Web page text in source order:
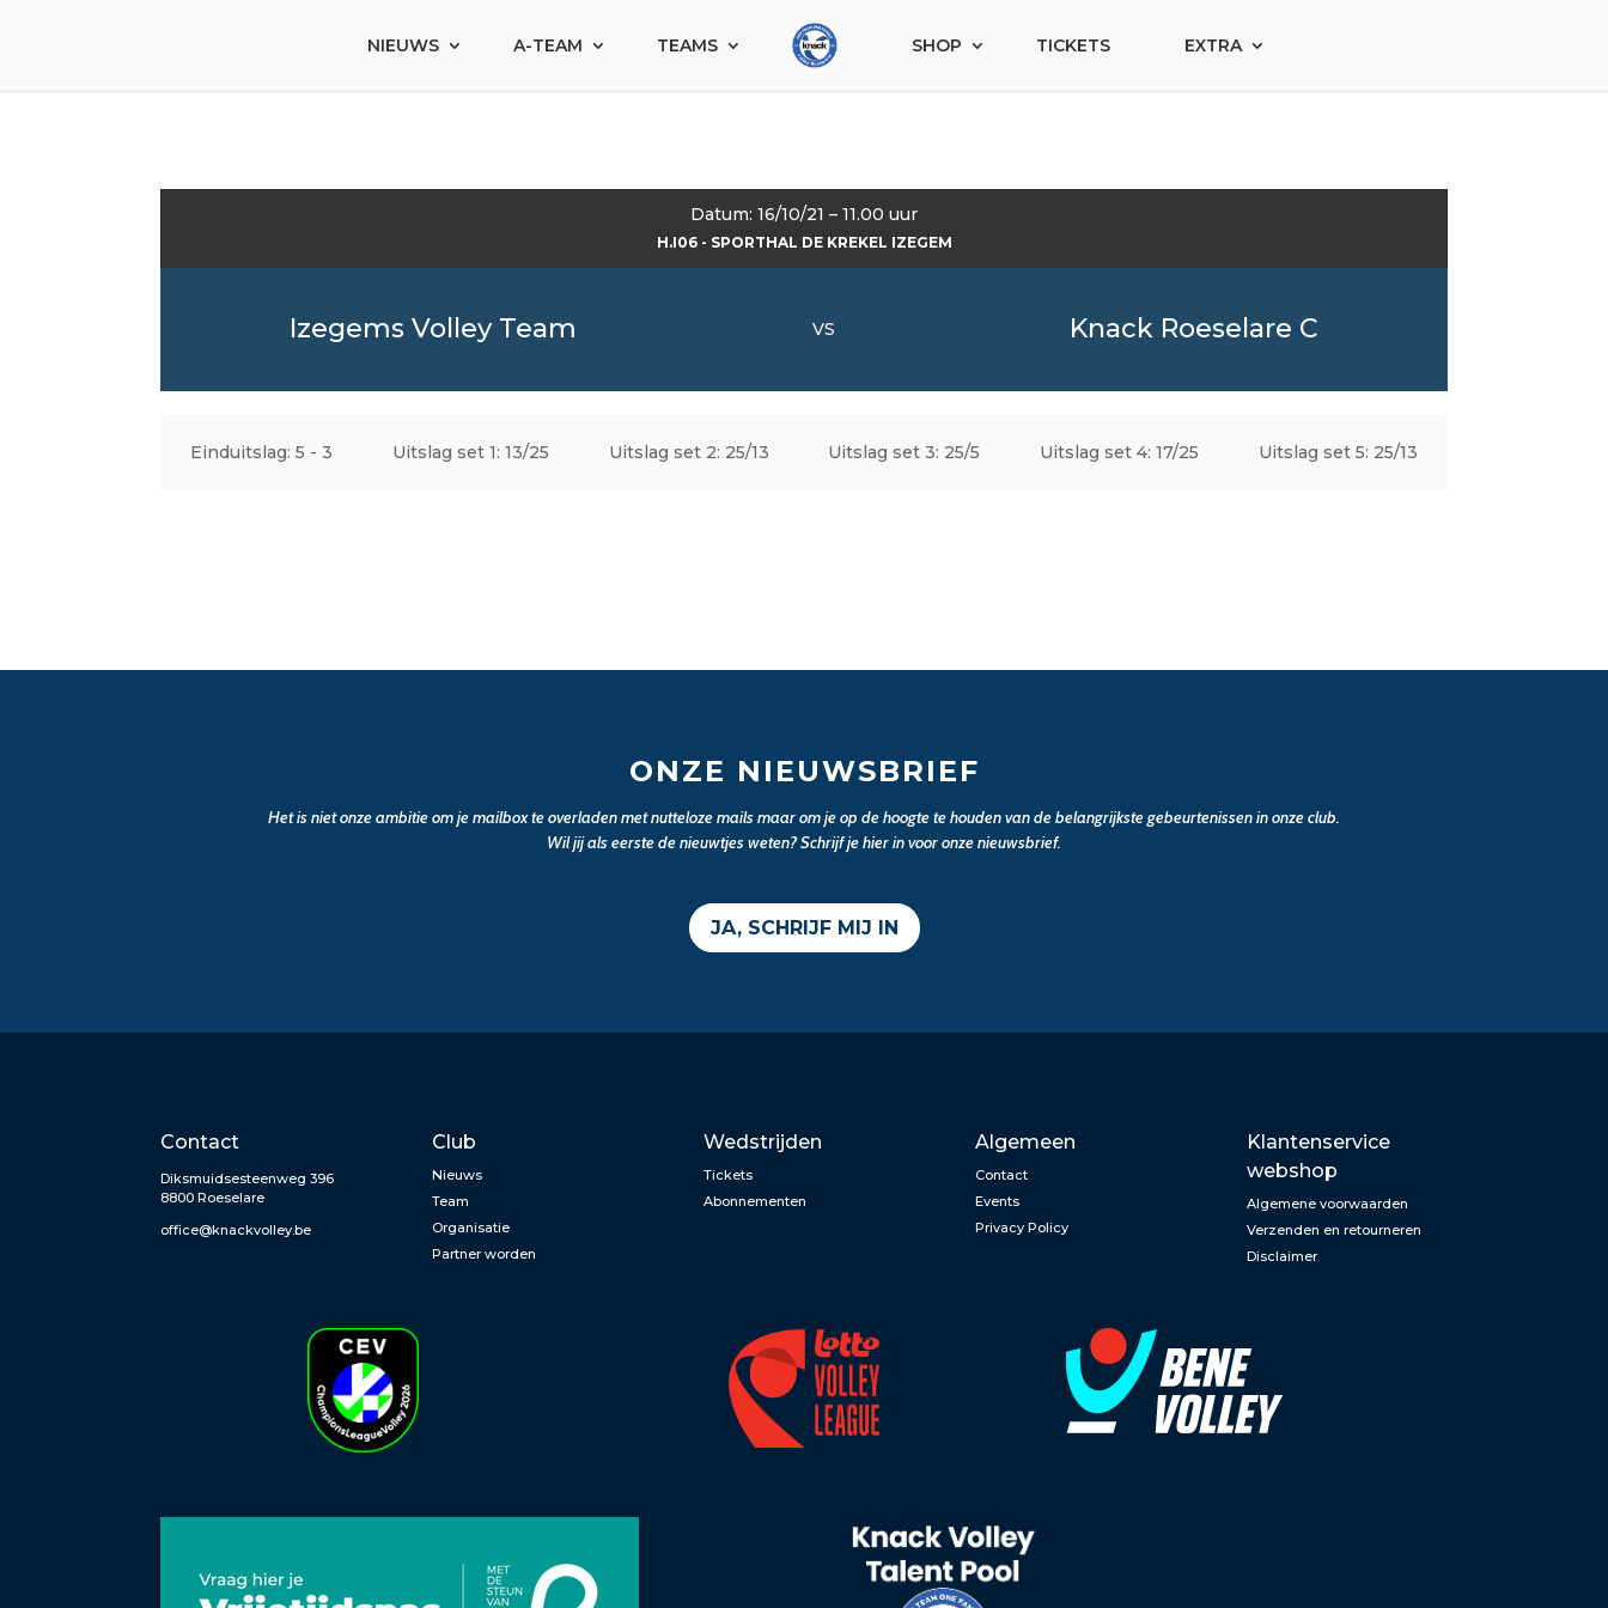
NIEUWS A-TEAM TEAMS SHOP TICKETS EXTRA
Datum: 16/10/21 – 11.00 uur
H.I06 - SPORTHAL DE KREKEL IZEGEM
Izegems Volley Team VS Knack Roeselare C
Einduitslag: 5 - 3 Uitslag set 1: 13/25 Uitslag set 2: 25/13 Uitslag set 3: 25/5 Uitslag set 4: 17/25 Uitslag set 5: 25/13
ONZE NIEUWSBRIEF
Het is niet onze ambitie om je mailbox te overladen met nutteloze mails maar om je op de hoogte te houden van de belangrijkste gebeurtenissen in onze club.
Wil jij als eerste de nieuwtjes weten? Schrijf je hier in voor onze nieuwsbrief.
JA, SCHRIJF MIJ IN
Contact
Diksmuidsesteenweg 396
8800 Roeselare
office@knackvolley.be
Club
Nieuws
Team
Organisatie
Partner worden
Wedstrijden
Tickets
Abonnementen
Algemeen
Contact
Events
Privacy Policy
Klantenservice
webshop
Algemene voorwaarden
Verzenden en retourneren
Disclaimer